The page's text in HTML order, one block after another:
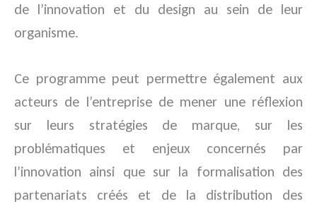
de l’innovation et du design au sein de leur
organisme.
Ce programme peut permettre également aux
acteurs de l’entreprise de mener une réflexion
sur leurs stratégies de marque, sur les
problématiques et enjeux concernés par
l’innovation ainsi que sur la formalisation des
partenariats créés et de la distribution des